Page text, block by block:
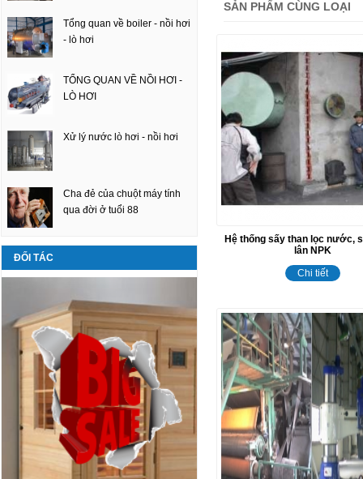
Tổng quan về boiler - nồi hơi
- lò hơi
TỔNG QUAN VỀ NỒI HƠI -
LÒ HƠI
Xử lý nước lò hơi - nồi hơi
Cha đẻ của chuột máy tính
qua đời ở tuổi 88
ĐỐI TÁC
SẢN PHẨM CÙNG LOẠI
Hệ thống sấy than lọc nước,
lân NPK
Chi tiết